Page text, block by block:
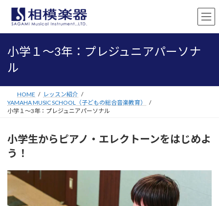
ン
ー
小学１～3年：プレジュニアパーソナ
ル
HOME
レッスン紹介
YAMAHA MUSIC SCHOOL（子どもの総合音楽教育）
小学１～3年：プレジュニアパーソナル
小学生からピアノ・エレクトーンをはじめよ
う！